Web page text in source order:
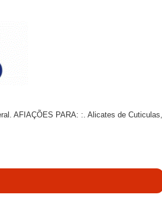
AFIAÇÕES PARA: :. Alicates de Cuticulas,